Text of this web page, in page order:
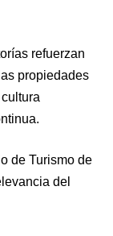
refuerzan
propiedades
de Turismo de
del